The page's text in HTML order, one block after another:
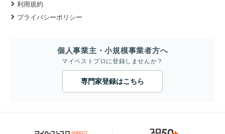
利用規約
プライバシーポリシー
個人事業主・小規模事業者方へ
マイベストプロに登録しませんか？
専門家登録はこちら